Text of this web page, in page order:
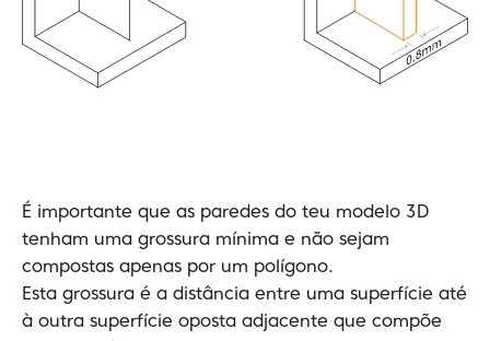
É importante que as paredes do teu modelo 3D
tenham uma grossura mínima e não sejam
compostas apenas por um polígono.
Esta grossura é a distância entre uma superfície até
à outra superfície oposta adjacente que compõe